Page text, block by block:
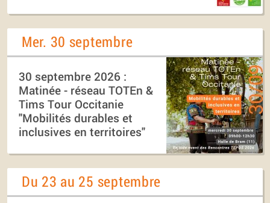
Mer. 30 septembre
30 septembre 2026 :
Matinée - réseau TOTEn &
Tims Tour Occitanie
"Mobilités durables et
inclusives en territoires"
Du 23 au 25 septembre